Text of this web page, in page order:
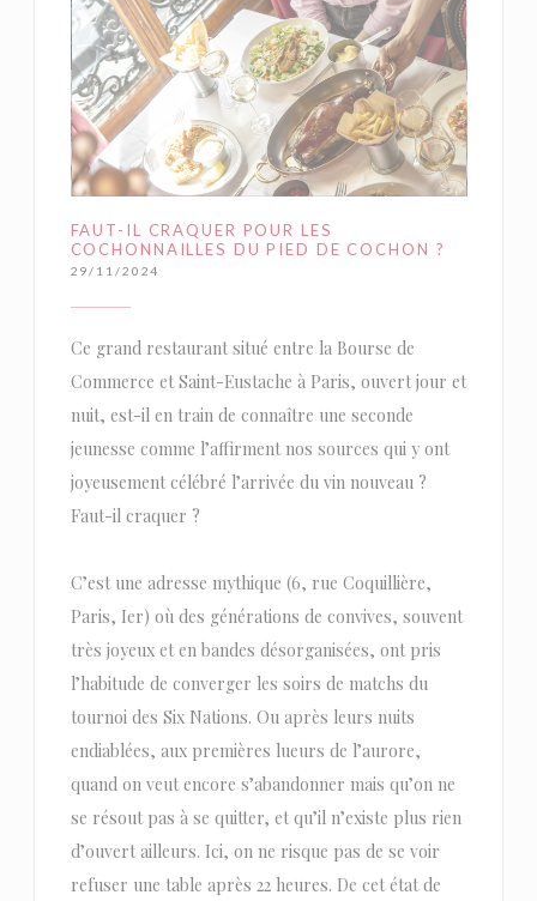
FAUT-IL CRAQUER POUR LES
COCHONNAILLES DU PIED DE COCHON ?
29/11/2024
Ce grand restaurant situé entre la Bourse de
Commerce et Saint-Eustache à Paris, ouvert jour et
nuit, est-il en train de connaître une seconde
jeunesse comme l’affirment nos sources qui y ont
joyeusement célébré l’arrivée du vin nouveau ?
Faut-il craquer ?
C’est une adresse mythique (6, rue Coquillière,
Paris, Ier) où des générations de convives, souvent
très joyeux et en bandes désorganisées, ont pris
l’habitude de converger les soirs de matchs du
tournoi des Six Nations. Ou après leurs nuits
endiablées, aux premières lueurs de l’aurore,
quand on veut encore s’abandonner mais qu’on ne
se résout pas à se quitter, et qu’il n’existe plus rien
d’ouvert ailleurs. Ici, on ne risque pas de se voir
refuser une table après 22 heures. De cet état de